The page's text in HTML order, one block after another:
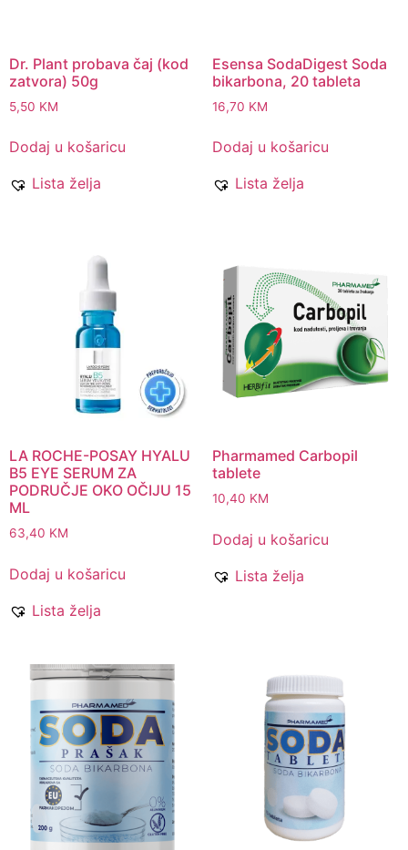
Dr. Plant probava čaj (kod
zatvora) 50g
5,50 KM
Dodaj u košaricu
Lista želja
Esensa SodaDigest Soda
bikarbona, 20 tableta
16,70 KM
Dodaj u košaricu
Lista želja
LA ROCHE-POSAY HYALU
B5 EYE SERUM ZA
PODRUČJE OKO OČIJU 15
ML
63,40 KM
Dodaj u košaricu
Lista želja
Pharmamed Carbopil
tablete
10,40 KM
Dodaj u košaricu
Lista želja